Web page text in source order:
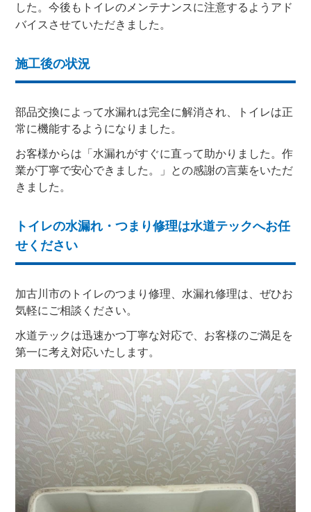
した。今後もトイレのメンテナンスに注意するようアド
バイスさせていただきました。
施工後の状況
部品交換によって水漏れは完全に解消され、トイレは正
常に機能するようになりました。
お客様からは「水漏れがすぐに直って助かりました。作
業が丁寧で安心できました。」との感謝の言葉をいただ
きました。
トイレの水漏れ・つまり修理は水道テックへお任
せください
加古川市のトイレのつまり修理、水漏れ修理は、ぜひお
気軽にご相談ください。
水道テックは迅速かつ丁寧な対応で、お客様のご満足を
第一に考え対応いたします。